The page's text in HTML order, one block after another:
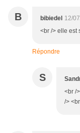
B bibiedel 12/
<br /> elle est
Répondre
S
<br /
/>